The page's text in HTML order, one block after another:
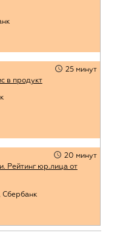
25 минут
в продукт
20 минут
Рейтинг юр.лица от
Сбербанк